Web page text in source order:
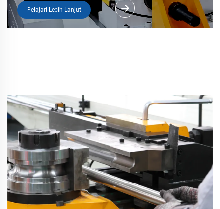
Pelajari Lebih Lanjut